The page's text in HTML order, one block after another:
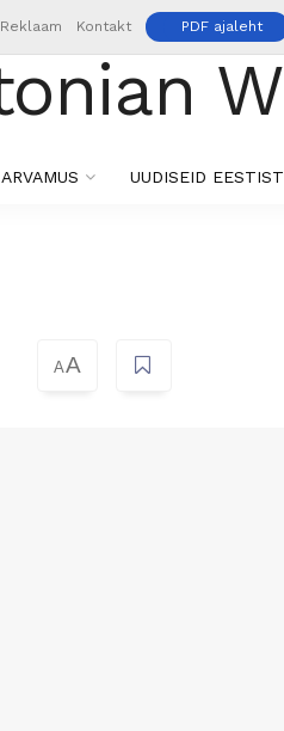
Reklaam Kontakt PDF ajaleht
ARVAMUS UUDISEID EESTIST
AA